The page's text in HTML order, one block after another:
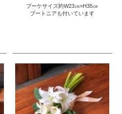
ブーケサイズ約W23㎝×H35㎝
ブートニアも付いています